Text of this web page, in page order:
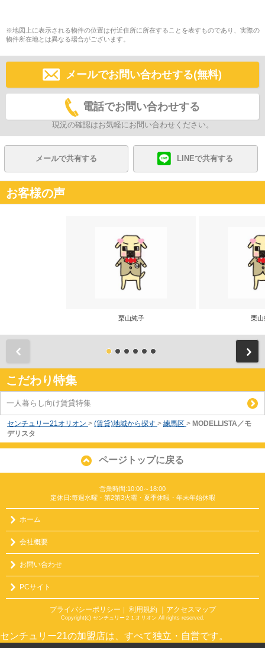
※地図上に表示される物件の位置は付近住所に所在することを表すものであり、実際の
物件所在地とは異なる場合がございます。
メールでお問い合わせする(無料)
電話でお問い合わせする
現況の確認はお気軽にお問い合わせください。
メールで共有する LINEで共有する
お客様の声
栗山純子 栗山
こだわり特集
一人暮らし向け賃貸特集
センチュリー21オリオン > (賃貸)地域から探す > 練馬区 > MODELLISTA／モ
デリスタ
ページトップに戻る
営業時間:10:00～18:00
定休日:毎週水曜・第2第3火曜・夏季休暇・年末年始休暇
ホーム
会社概要
お問い合わせ
PCサイト
プライバシーポリシー 利用規約 ｜アクセスマップ
Copyright(c) センチュリー２１オリオン All rights reserved.
センチュリー21の加盟店は、すべて独立・自営です。